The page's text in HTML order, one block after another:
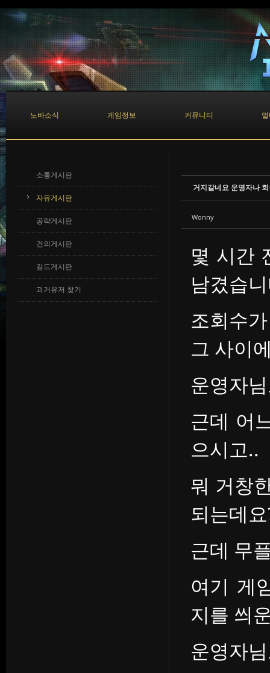
노바소식 게임정보 커뮤니티
소통게시판
자유게시판
공략게시판
건의게시판
길드게시판
과거유저 찾기
거지같네요 운영자나
Wonny
몇 시간
남겼습
조회수
그 사이
운영자
근데 어
으시고..
뭐 거창
되는데
근데 무
여기 게
지를 씌
운영자
Sketchbook5, 스케치북5
Sketchbook5, 스케치북5